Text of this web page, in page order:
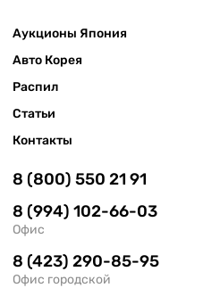
Аукционы Япония
Авто Корея
Распил
Статьи
Контакты
8 (800) 550 21 91
8 (994) 102-66-03
Офис
8 (423) 290-85-95
Офис городской